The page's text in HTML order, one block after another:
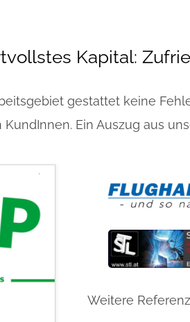
Kapital:
gestattet keine
Ein Auszug aus
Weitere